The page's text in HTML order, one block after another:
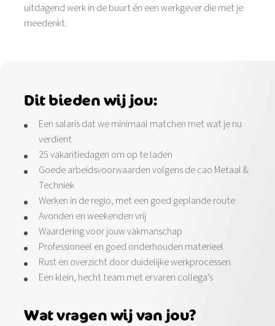
uitdagend werk in de buurt én een werkgever die met je
meedenkt.
Dit bieden wij jou:
Een salaris dat we minimaal matchen met wat je nu
verdient
25 vakantiedagen om op te laden
Goede arbeidsvoorwaarden volgens de cao Metaal &
Techniek
Werken in de regio, met een goed geplande route
Avonden en weekenden vrij
Waardering voor jouw vakmanschap
Professioneel en goed onderhouden materieel
Rust en overzicht door duidelijke werkprocessen
Een klein, hecht team met ervaren collega’s
Wat vragen wij van jou?